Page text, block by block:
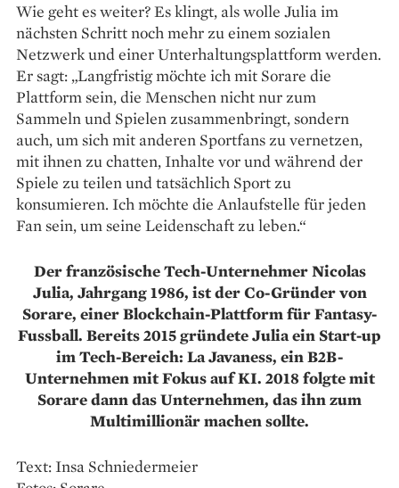
Wie geht es weiter? Es klingt, als wolle Julia im
nächsten Schritt noch mehr zu einem sozialen
Netzwerk und einer Unterhaltungsplattform werden.
Er sagt: „Langfristig möchte ich mit Sorare die
Plattform sein, die Menschen nicht nur zum
Sammeln und Spielen zusammenbringt, sondern
auch, um sich mit anderen Sportfans zu vernetzen,
mit ihnen zu chatten, Inhalte vor und während der
Spiele zu teilen und tatsächlich Sport zu
konsumieren. Ich möchte die Anlaufstelle für jeden
Fan sein, um seine Leidenschaft zu leben.“
Der französische Tech-Unternehmer Nicolas
Julia, Jahrgang 1986, ist der Co-Gründer von
Sorare, einer Blockchain-Plattform für Fantasy-
Fussball. Bereits 2015 gründete Julia ein Start-up
im Tech-Bereich: La Javaness, ein B2B-
Unternehmen mit Fokus auf KI. 2018 folgte mit
Sorare dann das Unternehmen, das ihn zum
Multi­millionär machen sollte.
Text: Insa Schniedermeier